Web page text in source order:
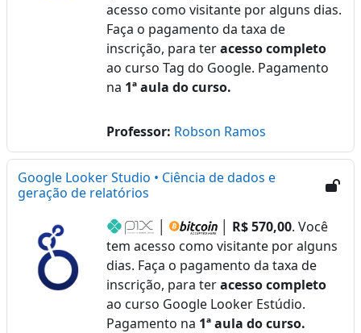
acesso como visitante por alguns dias.
Faça o pagamento da taxa de
inscrição, para teracesso completo
ao curso Tag do Google. Pagamento
na 1ª aula do curso.
Professor: Robson Ramos
Google Looker Studio • Ciência de dados e
geração de relatórios
R$ 570,00. Você
tem acesso como visitante por alguns
dias. Faça o pagamento da taxa de
inscrição, para teracesso completo
ao curso Google Looker Estúdio.
Pagamento na 1ª aula do curso.